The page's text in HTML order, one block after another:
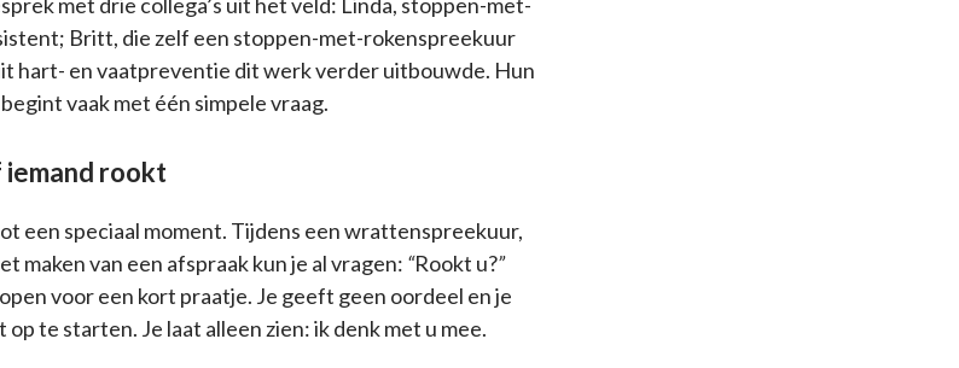
Britt, die zelf een stoppen-met-rokenspreekuur
hart- en vaatpreventie dit werk verder uitbouwde. Hun
vaak met één simpele vraag.
iemand rookt
een speciaal moment. Tijdens een wrattenspreekuur,
maken van een afspraak kun je al vragen: “Rookt u?”
voor een kort praatje. Je geeft geen oordeel en je
te starten. Je laat alleen zien: ik denk met u mee.